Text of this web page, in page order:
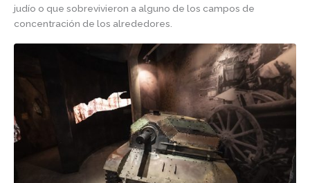
judío o que sobrevivieron a alguno de los campos de
concentración de los alrededores.